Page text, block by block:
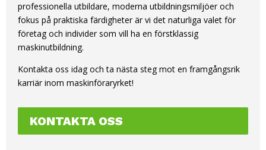
professionella utbildare, moderna utbildningsmiljöer och
fokus på praktiska färdigheter är vi det naturliga valet för
företag och individer som vill ha en förstklassig
maskinutbildning.
Kontakta oss idag och ta nästa steg mot en framgångsrik
karriär inom maskinföraryrket!
KONTAKTA OSS